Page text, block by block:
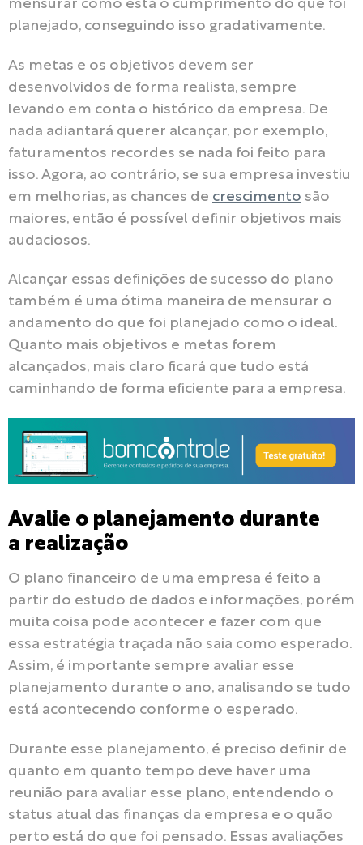
mensurar como está o cumprimento do que foi
planejado, conseguindo isso gradativamente.
As metas e os objetivos devem ser
desenvolvidos de forma realista, sempre
levando em conta o histórico da empresa. De
nada adiantará querer alcançar, por exemplo,
faturamentos recordes se nada foi feito para
isso. Agora, ao contrário, se sua empresa investiu
em melhorias, as chances de crescimento são
maiores, então é possível definir objetivos mais
audaciosos.
Alcançar essas definições de sucesso do plano
também é uma ótima maneira de mensurar o
andamento do que foi planejado como o ideal.
Quanto mais objetivos e metas forem
alcançados, mais claro ficará que tudo está
caminhando de forma eficiente para a empresa.
Avalie o planejamento durante
a realização
O plano financeiro de uma empresa é feito a
partir do estudo de dados e informações, porém
muita coisa pode acontecer e fazer com que
essa estratégia traçada não saia como esperado.
Assim, é importante sempre avaliar esse
planejamento durante o ano, analisando se tudo
está acontecendo conforme o esperado.
Durante esse planejamento, é preciso definir de
quanto em quanto tempo deve haver uma
reunião para avaliar esse plano, entendendo o
status atual das finanças da empresa e o quão
perto está do que foi pensado. Essas avaliações